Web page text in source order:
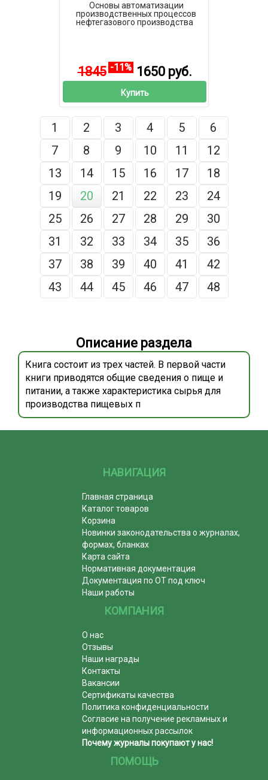
Основы автоматизации
производственных процессов
нефтегазового производства
1845 -11%1650 руб.
Купить
1 2 3 4 5
6
7
8 9 10 11
12
13
14 15 16 17
18
19
20 21 22 23
24
25
26 27 28 29
30
31
32 33 34 35
36
37
38 39 40 41
42
43
44 45 46 47 48
Описание раздела
Книга состоит из трех частей. В первой части
книги приводятся общие сведения о пище и
питании, а также характеристика сырья для
производства пищевых п
НАВИГАЦИЯ
Главная страница
Каталог товаров
Корзина
Новинки законодательства о журналах,
формах, бланках
Карта сайта
Нормативная документация
Документация по ОТ под ключ
Наши работы
КОМПАНИЯ
О нас
Отзывы
Наши награды
Контакты
Вакансии
Сертификаты качества
Политика конфиденциальности
Согласие на получение рекламных и
информационных рассылок
Почему журналы покупают у нас!
ПОМОЩЬ